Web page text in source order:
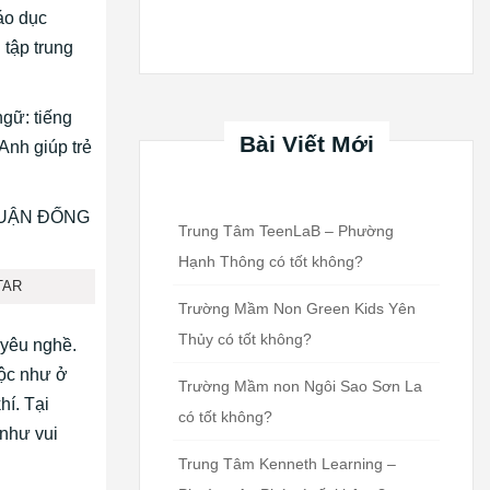
dục
trung
tiếng
giúp trẻ
nghề.
như ở
Tại
vui
Bài Viết Mới
Trung Tâm TeenLaB – Phường
Hạnh Thông có tốt không?
Trường Mầm Non Green Kids Yên
Thủy có tốt không?
Trường Mầm non Ngôi Sao Sơn La
có tốt không?
Trung Tâm Kenneth Learning –